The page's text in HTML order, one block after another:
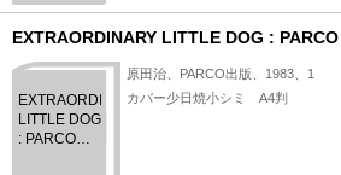
アートの旗
手、ジュデ
ィ・シカゴ
自伝
EXTRAORDINARY LITTLE DOG :
EXTRAORDINARY
LITTLE DOG
: PARCO
原田治、PARCO出版、1983、1
カバー少日焼小シミ A4判